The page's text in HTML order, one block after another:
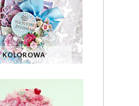
KOLOROWA